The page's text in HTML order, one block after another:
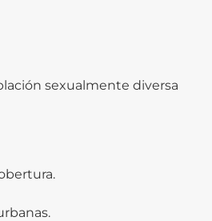
sexualmente diversa